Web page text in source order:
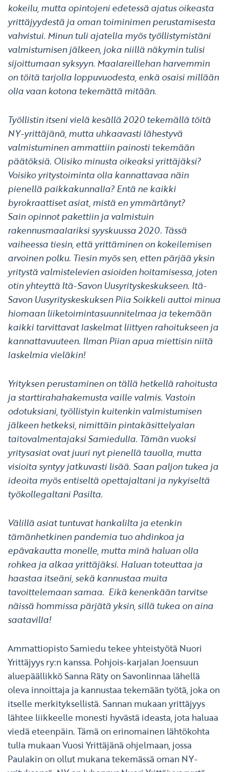
kokeilu, mutta opintojeni edetessä ajatus oikeasta
yrittäjyydestä ja oman toiminimen perustamisesta
vahvistui. Minun tuli ajatella myös työllistymistäni
valmistumisen jälkeen, joka niillä näkymin tulisi
sijoittumaan syksyyn. Maalareillehan harvemmin
on töitä tarjolla loppuvuodesta, enkä osaisi millään
olla vaan kotona tekemättä mitään.
Työllistin itseni vielä kesällä 2020 tekemällä töitä
NY-yrittäjänä, mutta uhkaavasti lähestyvä
valmistuminen ammattiin painosti tekemään
päätöksiä. Olisiko minusta oikeaksi yrittäjäksi?
Voisiko yritystoiminta olla kannattavaa näin
pienellä paikkakunnalla? Entä ne kaikki
byrokraattiset asiat, mistä en ymmärtänyt?
Sain opinnot pakettiin ja valmistuin
rakennusmaalariksi syyskuussa 2020. Tässä
vaiheessa tiesin, että yrittäminen on kokeilemisen
arvoinen polku. Tiesin myös sen, etten pärjää yksin
yritystä valmistelevien asioiden hoitamisessa, joten
otin yhteyttä Itä-Savon Uusyrityskeskukseen. Itä-
Savon Uusyrityskeskuksen Piia Soikkeli auttoi minua
hiomaan liiketoimintasuunnitelmaa ja tekemään
kaikki tarvittavat laskelmat liittyen rahoitukseen ja
kannattavuuteen. Ilman Piian apua miettisin niitä
laskelmia vieläkin!
Yrityksen perustaminen on tällä hetkellä rahoitusta
ja starttirahahakemusta vaille valmis. Vastoin
odotuksiani, työllistyin kuitenkin valmistumisen
jälkeen hetkeksi, nimittäin pintakäsittelyalan
taitovalmentajaksi Samiedulla. Tämän vuoksi
yritysasiat ovat juuri nyt pienellä tauolla, mutta
visioita syntyy jatkuvasti lisää. Saan paljon tukea ja
ideoita myös entiseltä opettajaltani ja nykyiseltä
työkollegaltani Pasilta.
Välillä asiat tuntuvat hankalilta ja etenkin
tämänhetkinen pandemia tuo ahdinkoa ja
epävakautta monelle, mutta minä haluan olla
rohkea ja alkaa yrittäjäksi. Haluan toteuttaa ja
haastaa itseäni, sekä kannustaa muita
tavoittelemaan samaa. Eikä kenenkään tarvitse
näissä hommissa pärjätä yksin, sillä tukea on aina
saatavilla!
Ammattiopisto Samiedu tekee yhteistyötä Nuori
Yrittäjyys ry:n kanssa. Pohjois-karjalan Joensuun
aluepäällikkö Sanna Räty on Savonlinnaa lähellä
oleva innoittaja ja kannustaa tekemään työtä, joka on
itselle merkityksellistä. Sannan mukaan yrittäjyys
lähtee liikkeelle monesti hyvästä ideasta, jota haluaa
viedä eteenpäin. Tämä on erinomainen lähtökohta
tulla mukaan Vuosi Yrittäjänä ohjelmaan, jossa
Paulakin on ollut mukana tekemässä oman NY-